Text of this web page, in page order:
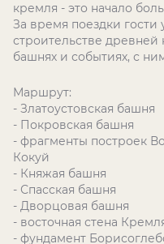
кремля - это начало
За время поездки гости
строительстве
башнях и событиях, с
Маршрут:
- Златоустовская башня
- Покровская башня
- фрагменты построек
Кокуй
- Княжая башня
- Спасская башня
- Дворцовая башня
- восточная стена
- фундамент